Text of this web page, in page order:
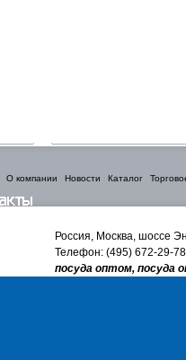
О компании Новости Каталог
Россия, Москва, шоссе
Телефон: (495) 672-29-
посуда оптом, посуда